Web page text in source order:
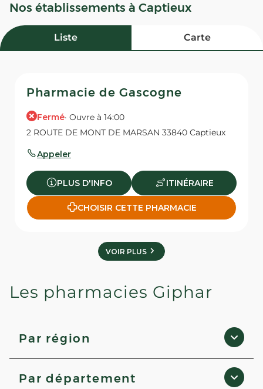
Nos établissements à Captieux
Liste Carte
Pharmacie de Gascogne
Fermé· Ouvre à 14:00
2 ROUTE DE MONT DE MARSAN 33840 Captieux
Appeler
PLUS D'INFO ITINÉRAIRE
CHOISIR CETTE PHARMACIE
VOIR PLUS
Les pharmacies Giphar
Par région
Provence-Alpes-Côte d'Azur
Par département